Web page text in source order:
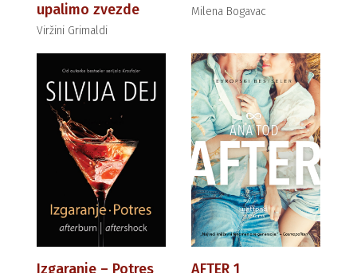
upalimo zvezde
Viržini Grimaldi
Milena Bogavac
Izgaranje – Potres AFTER 1